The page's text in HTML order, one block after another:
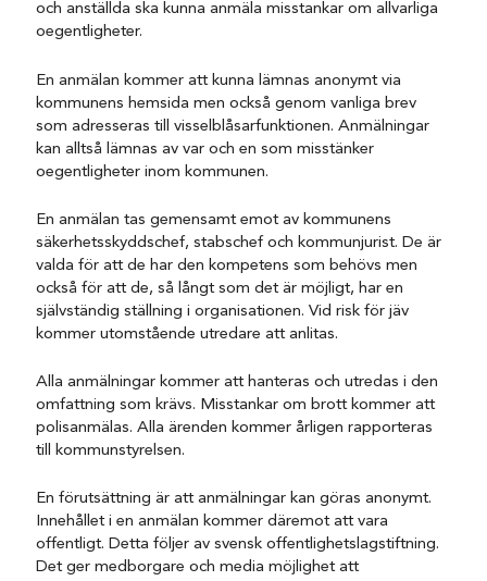
och anställda ska kunna anmäla misstankar om allvarliga
oegentligheter.
En anmälan kommer att kunna lämnas anonymt via
kommunens hemsida men också genom vanliga brev
som adresseras till visselblåsarfunktionen. Anmälningar
kan alltså lämnas av var och en som misstänker
oegentligheter inom kommunen.
En anmälan tas gemensamt emot av kommunens
säkerhetsskyddschef, stabschef och kommunjurist. De är
valda för att de har den kompetens som behövs men
också för att de, så långt som det är möjligt, har en
självständig ställning i organisationen. Vid risk för jäv
kommer utomstående utredare att anlitas.
Alla anmälningar kommer att hanteras och utredas i den
omfattning som krävs. Misstankar om brott kommer att
polisanmälas. Alla ärenden kommer årligen rapporteras
till kommunstyrelsen.
En förutsättning är att anmälningar kan göras anonymt.
Innehållet i en anmälan kommer däremot att vara
offentligt. Detta följer av svensk offentlighetslagstiftning.
Det ger medborgare och media möjlighet att